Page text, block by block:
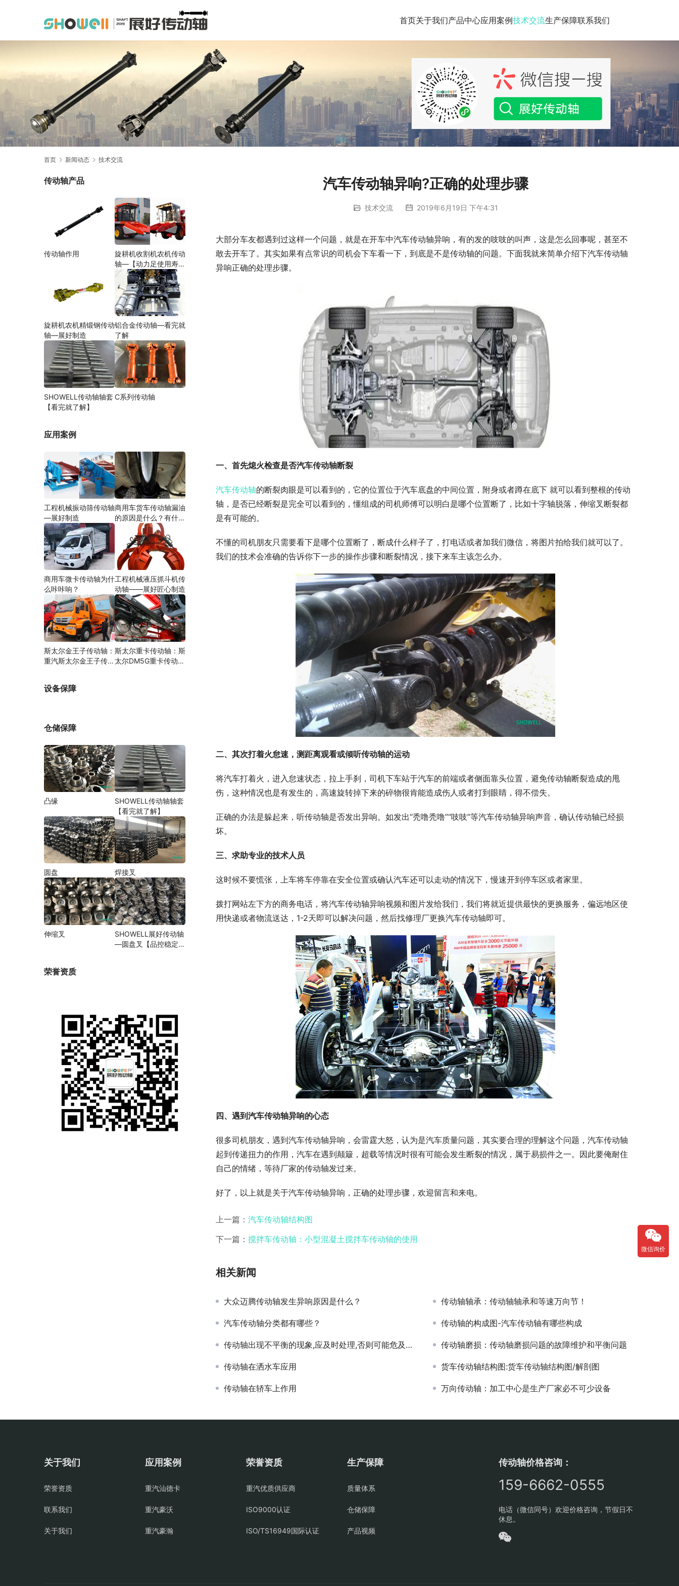
首页关于我们产品中心应用案例技术交流生产保障联系我们
首页 新闻动态 技术交流
汽车传动轴异响?正确的处理步骤
技术交流 2019年6月19日 下午4:31
大部分车友都遇到过这样一个问题，就是在开车中汽车传动轴异响，有的发的吱吱的叫声，这是怎么回事呢，甚至不
敢去开车了。其实如果有点常识的司机会下车看一下，到底是不是传动轴的问题。下面我就来简单介绍下汽车传动轴
异响正确的处理步骤。
一、首先熄火检查是否汽车传动轴断裂
汽车传动轴的断裂肉眼是可以看到的，它的位置位于汽车底盘的中间位置，附身或者蹲在底下 就可以看到整根的传动
轴，是否已经断裂是完全可以看到的，懂组成的司机师傅可以明白是哪个位置断了，比如十字轴脱落，伸缩叉断裂都
是有可能的。
不懂的司机朋友只需要看下是哪个位置断了，断成什么样子了，打电话或者加我们微信，将图片拍给我们就可以了。
我们的技术会准确的告诉你下一步的操作步骤和断裂情况，接下来车主该怎么办。
二、其次打着火怠速，测距离观看或倾听传动轴的运动
将汽车打着火，进入怠速状态，拉上手刹，司机下车站于汽车的前端或者侧面靠头位置，避免传动轴断裂造成的甩
伤，这种情况也是有发生的，高速旋转掉下来的碎物很肯能造成伤人或者打到眼睛，得不偿失。
正确的办法是躲起来，听传动轴是否发出异响。如发出“秃噜秃噜”“吱吱”等汽车传动轴异响声音，确认传动轴已经损
坏。
三、求助专业的技术人员
这时候不要慌张，上车将车停靠在安全位置或确认汽车还可以走动的情况下，慢速开到停车区或者家里。
拨打网站左下方的商务电话，将汽车传动轴异响视频和图片发给我们，我们将就近提供最快的更换服务，偏远地区使
用快递或者物流送达，1-2天即可以解决问题，然后找修理厂更换汽车传动轴即可。
四、遇到汽车传动轴异响的心态
很多司机朋友，遇到汽车传动轴异响，会雷霆大怒，认为是汽车质量问题，其实要合理的理解这个问题，汽车传动轴
起到传递扭力的作用，汽车在遇到颠簸，超载等情况时很有可能会发生断裂的情况，属于易损件之一。因此要俺耐住
自己的情绪，等待厂家的传动轴发过来。
好了，以上就是关于汽车传动轴异响，正确的处理步骤，欢迎留言和来电。
上一篇： 汽车传动轴结构图
下一篇： 搅拌车传动轴：小型混凝土搅拌车传动轴的使用
相关新闻
大众迈腾传动轴发生异响原因是什么？ 传动轴轴承：传动轴轴承和等速万向节！
汽车传动轴分类都有哪些？ 传动轴的构成图-汽车传动轴有哪些构成
传动轴出现不平衡的现象,应及时处理,否则可能危及行车安全 传动轴磨损：传动轴磨损问题的故障维护和平衡问题
传动轴在洒水车应用 货车传动轴结构图:货车传动轴结构图/解剖图
传动轴在轿车上作用 万向传动轴：加工中心是生产厂家必不可少设备
传动轴产品
传动轴作用
旋耕机收割机农机传动
轴—【动力足使用寿命
久】
旋耕机农机精锻钢传动
轴—展好制造
铝合金传动轴—看完就
了解
SHOWELL传动轴轴套
【看完就了解】
C系列传动轴
应用案例
工程机械振动筛传动轴
—展好制造
商用车货车传动轴漏油
的原因是什么？有什么
商用车微卡传动轴为什
么咔咔响？
工程机械液压抓斗机传
动轴——展好匠心制造
斯太尔金王子传动轴：
重汽斯太尔金王子传动
斯太尔重卡传动轴：斯
太尔DM5G重卡传动轴
设备保障
仓储保障
凸缘
SHOWELL传动轴轴套
【看完就了解】
圆盘 焊接叉
伸缩叉
SHOWELL展好传动轴
—圆盘叉【品控稳定，
荣誉资质
关于我们
荣誉资质
联系我们
关于我们
应用案例
重汽汕德卡
重汽豪沃
重汽豪瀚
荣誉资质
重汽优质供应商
ISO9000认证
ISO/TS16949国际认证
生产保障
质量体系
仓储保障
产品视频
传动轴价格咨询：
159-6662-0555
电话（微信同号）欢迎价格咨询，节假日不
休息。
微信询价